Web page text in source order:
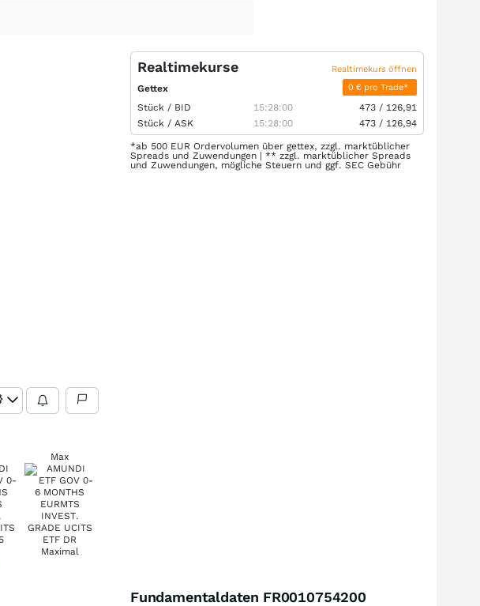
Max
Realtimekurse Realtimekurs öffnen
Gettex 0 € pro Trade*
Stück / BID 15:28:00 473 / 126,91
Stück / ASK 15:28:00 473 / 126,94
*ab 500 EUR Ordervolumen über gettex, zzgl. marktüblicher
Spreads und Zuwendungen | ** zzgl. marktüblicher Spreads
und Zuwendungen, mögliche Steuern und ggf. SEC Gebühr
Fundamentaldaten FR0010754200